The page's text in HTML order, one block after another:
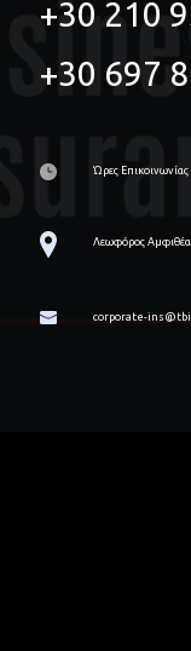
+30 210
+30 697
Ώρες Επικοινωνίας
Λεωφόρος
corporate-